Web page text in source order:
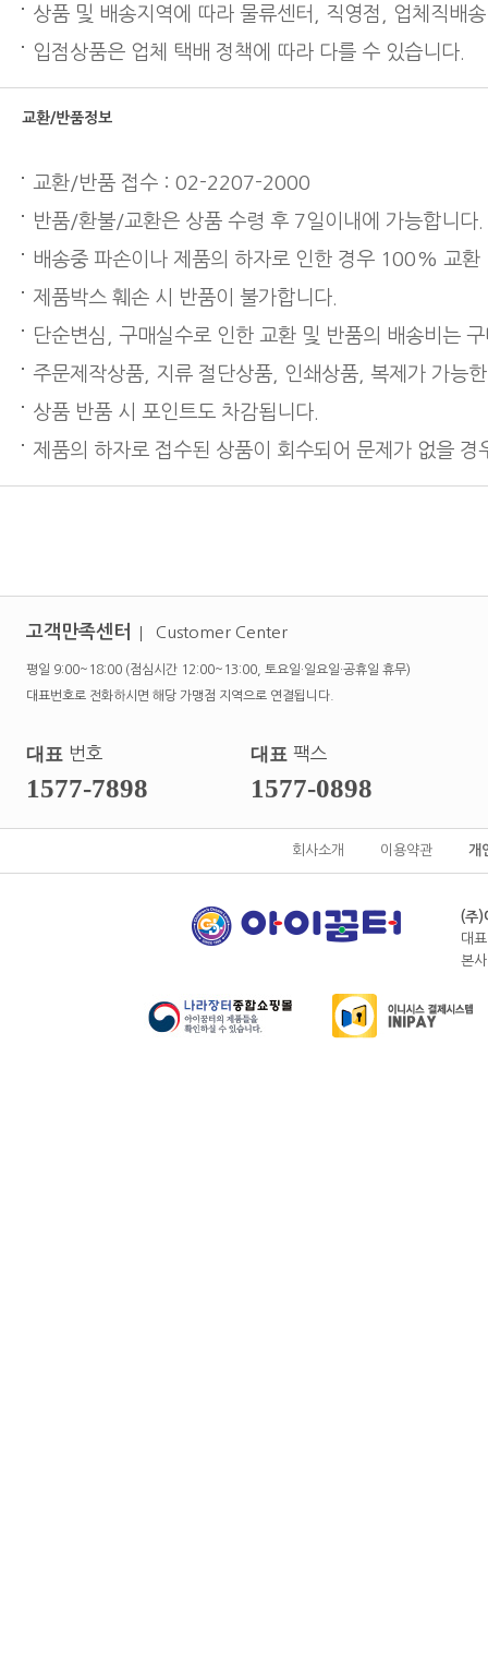
상품 및 배송지역에 따라 물류센터, 직영점, 업체직배
입점상품은 업체 택배 정책에 따라 다를 수 있습니다.
교환/반품정보
교환/반품 접수 : 02-2207-2000
반품/환불/교환은 상품 수령 후 7일이내에 가능합니다.
배송중 파손이나 제품의 하자로 인한 경우 100% 교환
제품박스 훼손 시 반품이 불가합니다.
단순변심, 구매실수로 인한 교환 및 반품의 배송비는
주문제작상품, 지류 절단상품, 인쇄상품, 복제가 가능
상품 반품 시 포인트도 차감됩니다.
제품의 하자로 접수된 상품이 회수되어 문제가 없을
고객만족센터 Customer Center
평일 9:00~18:00 (점심시간 12:00~13:00, 토요일·일요일·공휴일 휴무)
대표번호로 전화하시면 해당 가맹점 지역으로 연결됩니다.
대표 번호
1577-7898
대표 팩스
1577-0898
회사소개 이용약관 개
(주)
대
본